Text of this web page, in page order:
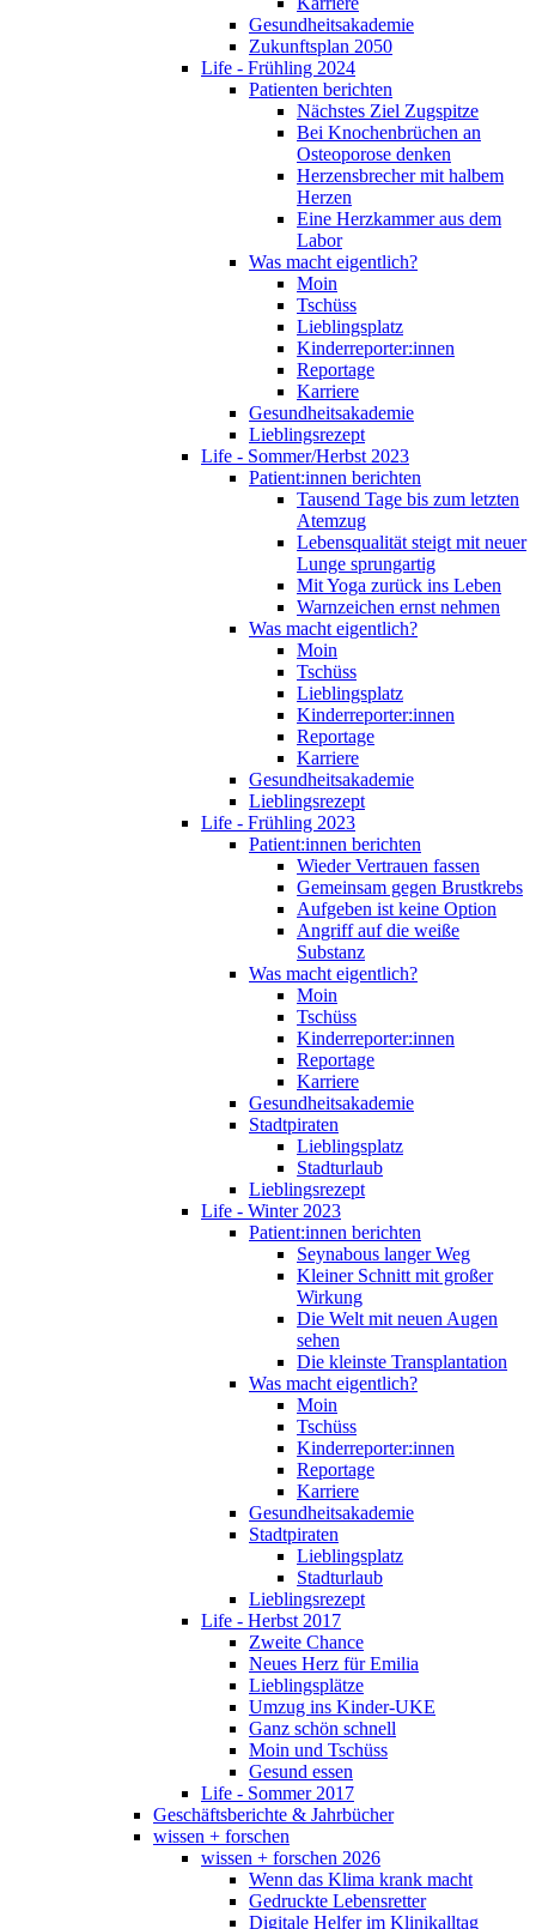
Gesundheitsakademie
Zukunftsplan 2050
Life - Frühling 2024
Patienten berichten
Nächstes Ziel Zugspitze
Bei Knochenbrüchen an
Osteoporose denken
Herzensbrecher mit halbem
Herzen
Eine Herzkammer aus dem
Labor
Was macht eigentlich?
Moin
Tschüss
Lieblingsplatz
Kinderreporter:innen
Reportage
Karriere
Gesundheitsakademie
Lieblingsrezept
Life - Sommer/Herbst 2023
Patient:innen berichten
Tausend Tage bis zum letzten
Atemzug
Lebensqualität steigt mit neuer
Lunge sprungartig
Mit Yoga zurück ins Leben
Warnzeichen ernst nehmen
Was macht eigentlich?
Moin
Tschüss
Lieblingsplatz
Kinderreporter:innen
Reportage
Karriere
Gesundheitsakademie
Lieblingsrezept
Life - Frühling 2023
Patient:innen berichten
Wieder Vertrauen fassen
Gemeinsam gegen Brustkrebs
Aufgeben ist keine Option
Angriff auf die weiße
Substanz
Was macht eigentlich?
Moin
Tschüss
Kinderreporter:innen
Reportage
Karriere
Gesundheitsakademie
Stadtpiraten
Lieblingsplatz
Stadturlaub
Lieblingsrezept
Life - Winter 2023
Patient:innen berichten
Seynabous langer Weg
Kleiner Schnitt mit großer
Wirkung
Die Welt mit neuen Augen
sehen
Die kleinste Transplantation
Was macht eigentlich?
Moin
Tschüss
Kinderreporter:innen
Reportage
Karriere
Gesundheitsakademie
Stadtpiraten
Lieblingsplatz
Stadturlaub
Lieblingsrezept
Life - Herbst 2017
Zweite Chance
Neues Herz für Emilia
Lieblingsplätze
Umzug ins Kinder-UKE
Ganz schön schnell
Moin und Tschüss
Gesund essen
Life - Sommer 2017
Geschäftsberichte & Jahrbücher
wissen + forschen
wissen + forschen 2026
Wenn das Klima krank macht
Gedruckte Lebensretter
Digitale Helfer im Klinikalltag